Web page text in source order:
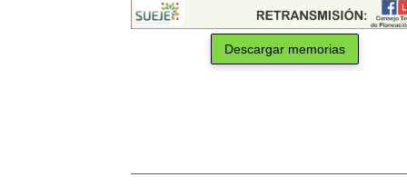
Descargar memorias